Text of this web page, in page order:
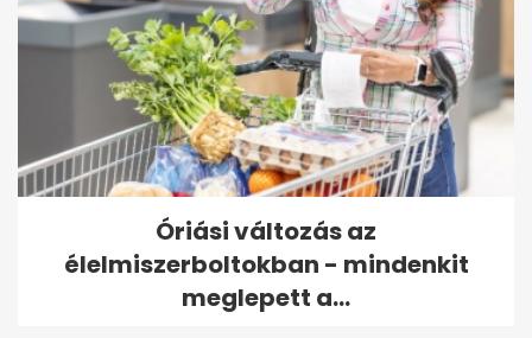
Óriási változás az
élelmiszerboltokban - mindenkit
meglepett a...